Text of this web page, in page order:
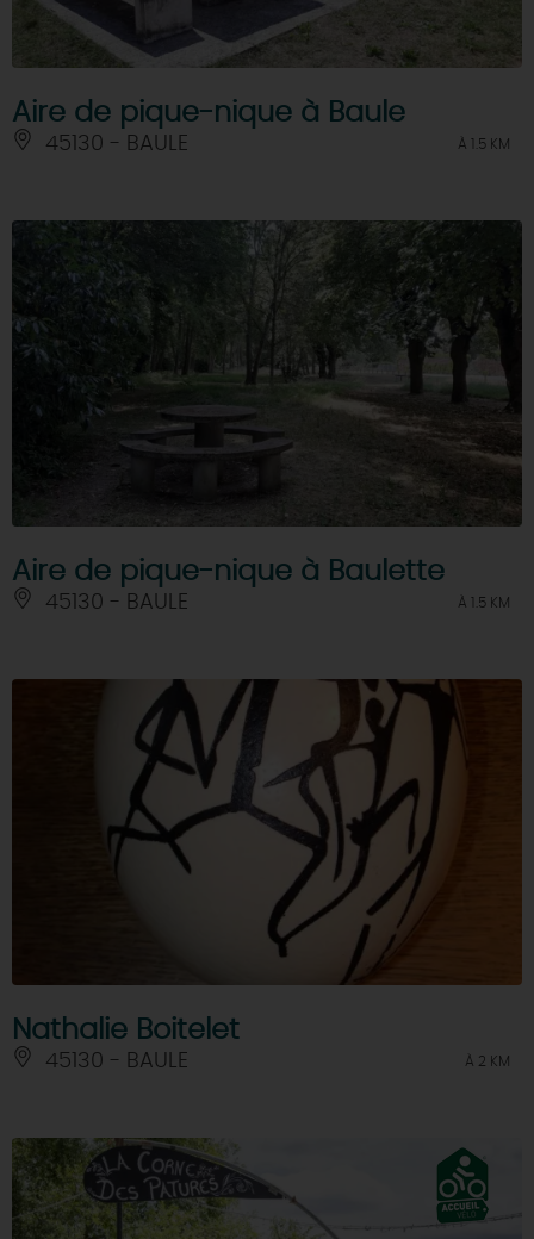
Aire de pique-nique à Baule
45130 - BAULE À 1.5 KM
Aire de pique-nique à Baulette
45130 - BAULE À 1.5 KM
Nathalie Boitelet
45130 - BAULE À 2 KM